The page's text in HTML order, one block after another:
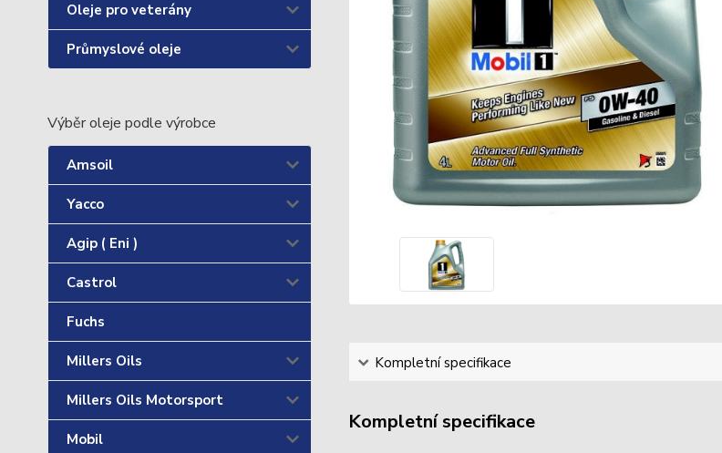
Oleje pro veterány
Průmyslové oleje
Výběr oleje podle výrobce
Amsoil
Yacco
Agip ( Eni )
Castrol
Fuchs
Millers Oils
Millers Oils Motorsport
Mobil
Kompletní specifikace
Kompletní specifikace